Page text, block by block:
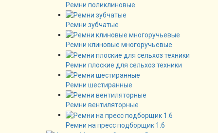
Ремни поликлиновые
Ремни зубчатые
Ремни клиновые многоручьевые
Ремни плоские для сельхоз техники
Ремни шестиранные
Ремни вентиляторные
Ремни на пресс подборщик 1.6